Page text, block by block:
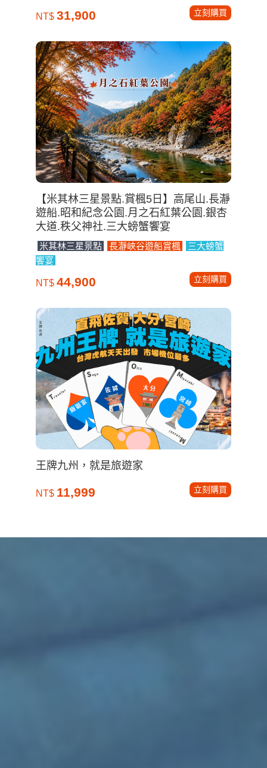
NT$ 31,900 立刻購買
【米其林三星景點.賞楓5日】高尾山.長瀞
遊船.昭和紀念公園.月之石紅葉公園.銀杏
大道.秩父神社.三大螃蟹饗宴
米其林三星景點 長瀞峽谷遊船賞楓
三大螃蟹
饗宴
NT$ 44,900 立刻購買
王牌九州，就是旅遊家
NT$ 11,999 立刻購買